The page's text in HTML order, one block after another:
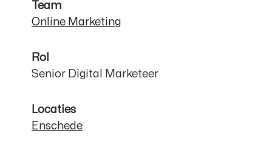
Team
Online Marketing
Rol
Senior Digital Marketeer
Locaties
Enschede